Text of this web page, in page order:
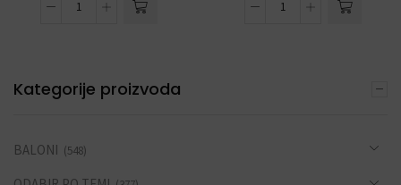
Kategorije proizvoda
BALONI (548)